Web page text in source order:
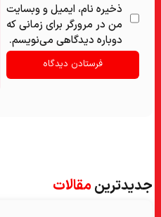
ذخیره نام، ایمیل و وبسایت
من در مرورگر برای زمانی که
دوباره دیدگاهی می‌نویسم.
جدیدترینمقالات